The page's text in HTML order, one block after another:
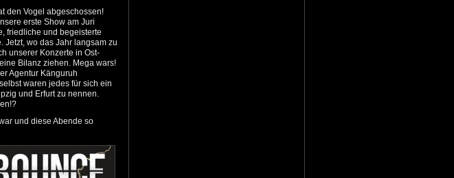
den Vogel abgeschossen!
erste Show am Juri
friedliche und begeisterte
Jetzt, wo das Jahr langsam zu
unserer Konzerte in Ost-
Bilanz ziehen. Mega wars!
Agentur Känguruh
waren jedes für sich ein
und Erfurt zu nennen.
und diese Abende so